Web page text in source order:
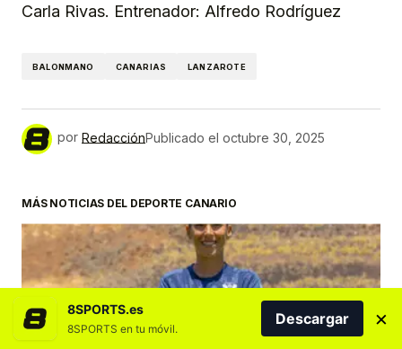
Carla Rivas. Entrenador: Alfredo Rodríguez
BALONMANO CANARIAS LANZAROTE
por RedacciónPublicado el octubre 30, 2025
MÁS NOTICIAS DEL DEPORTE CANARIO
8SPORTS.es
8SPORTS en tu móvil.
Descargar ×